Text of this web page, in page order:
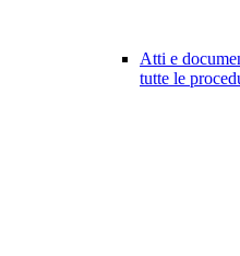
Atti e
tutte le